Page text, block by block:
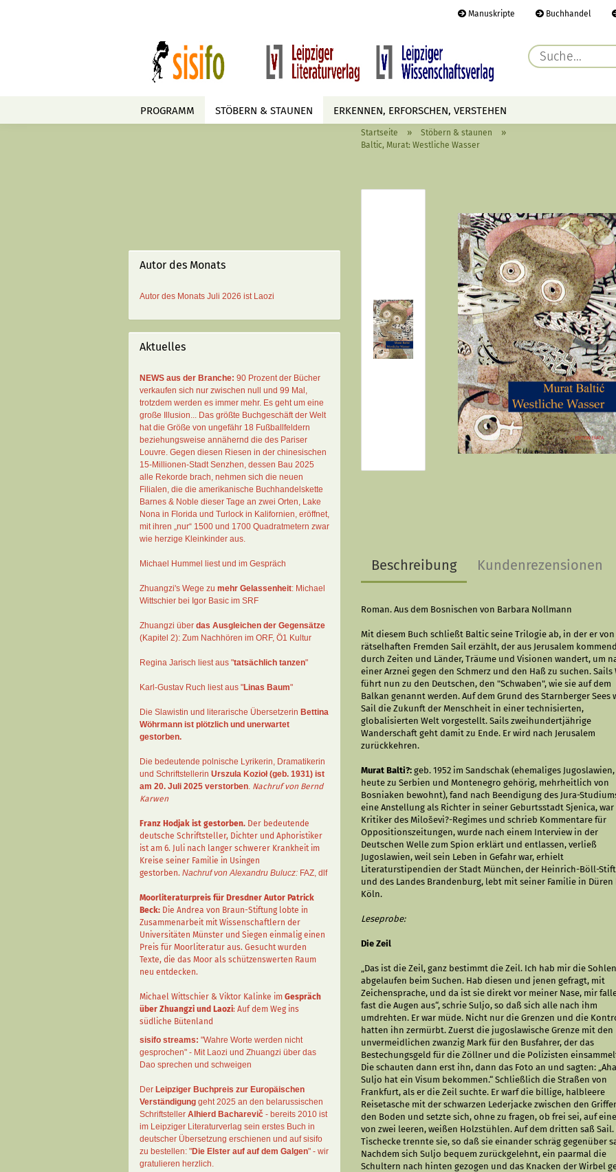
Manuskripte Buchhandel
PROGRAMM STÖBERN & STAUNEN ERKENNEN, ERFORSCHEN, VERSTEHEN
AUTOREN TERMINE
Startseite » Stöbern & staunen »
Baltic, Murat: Westliche Wasser
Beschreibung Kundenrezensionen
Roman. Aus dem Bosnischen von Barbara Nollmann
Mit diesem Buch schließt Baltic seine Trilogie ab, in der er von
rätselhaften Fremden Sail erzählt, der aus Jerusalem kommend
durch Zeiten und Länder, Träume und Visionen wandert, um
einer Arznei gegen den Schmerz und den Haß zu suchen. Sails
führt nun zu den Deutschen, den "Schwaben", wie sie auf dem
Balkan genannt werden. Auf dem Grund des Starnberger Sees
Sail die Zukunft der Menschheit in einer technisierten,
globalisierten Welt vorgestellt. Sails zweihundertjährige
Wanderschaft geht damit zu Ende. Er wird nach Jerusalem
zurückkehren.
Murat Balti?:geb. 1952 im Sandschak (ehemaliges Jugoslawien,
heute zu Serbien und Montenegro gehörig, mehrheitlich von
Bosniaken bewohnt), fand nach Beendigung des Jura-
eine Anstellung als Richter in seiner Geburtsstadt Sjenica, war
Kritiker des Miloševi?-Regimes und schrieb Kommentare für
Oppositionszeitungen, wurde nach einem Interview in der
Deutschen Welle zum Spion erklärt und entlassen, verließ
Jugoslawien, weil sein Leben in Gefahr war, erhielt
Literaturstipendien der Stadt München, der Heinrich-Böll-
und des Landes Brandenburg, lebt mit seiner Familie in Düren
Köln.
Leseprobe:
Die Zeil
„Das ist die Zeil, ganz bestimmt die Zeil. Ich hab mir die Sohlen
abgelaufen beim Suchen. Hab diesen und jenen gefragt, mit
Zeichensprache, und da ist sie direkt vor meiner Nase, mir
fast die Augen aus“, schrie Suljo, so daß sich alle nach ihm
umdrehten. Er war müde. Nicht nur die Grenzen und die
hatten ihn zermürbt. Zuerst die jugoslawische Grenze mit den
unvermeidlichen zwanzig Mark für den Busfahrer, der das
Bestechungsgeld für die Zöllner und die Polizisten
Die schauten dann erst ihn, dann das Foto an und sagten:
Suljo hat ein Visum bekommen.“ Schließlich die Straßen von
Frankfurt, als er die Zeil suchte. Er warf die billige, halbleere
Reisetasche mit der schwarzen Lederjacke zwischen den
den Boden und setzte sich, ohne zu fragen, ob frei sei, auf
von zwei leeren, weißen Holzstühlen. Auf dem dritten saß Sail.
Tischecke trennte sie, so daß sie einander schräg gegenüber
Nachdem sich Suljo bequem zurückgelehnt, ein paarmal die
Schultern nach hinten gezogen und das Knacken der Wirbel
Autor des Monats
Autor des Monats Juli 2026 ist Laozi
Aktuelles
NEWS aus der Branche: 90 Prozent der Bücher
verkaufen sich nur zwischen null und 99 Mal ,
trotzdem werden es immer mehr. Es geht um eine
große Illusion... Das größte Buchgeschäft der Welt
hat die Größe von ungefähr 18 Fußballfeldern
beziehungsweise annähernd die des Pariser
Louvre. Gegen diesen Riesen in der chinesischen
15-Millionen-Stadt Senzhen, dessen Bau 2025
alle Rekorde brach, nehmen sich die neuen
Filialen, die die amerikanische Buchhandelskette
Barnes & Noble dieser Tage an zwei Orten, Lake
Nona in Florida und Turlock in Kalifornien, eröffnet,
mit ihren „nur“ 1500 und 1700 Quadratmetern zwar
wie herzige Kleinkinder aus.
Michael Hummel liest und im Gespräch
Zhuangzi's Wege zu mehr Gelassenheit: Michael
Wittschier bei Igor Basic im SRF
Zhuangzi über das Ausgleichen der Gegensätze
(Kapitel 2): Zum Nachhören im ORF, Ö1 Kultur
Regina Jarisch liest aus "tatsächlich tanzen"
Karl-Gustav Ruch liest aus "Linas Baum"
Die Slawistin und literarische Übersetzerin Bettina
Wöhrmann ist plötzlich und unerwartet
gestorben.
Die bedeutende polnische Lyrikerin, Dramatikerin
und Schriftstellerin Urszula Kozioł (geb. 1931) ist
am 20. Juli 2025 verstorben. Nachruf von Bernd
Karwen
Franz Hodjak ist gestorben. Der bedeutende
deutsche Schriftsteller, Dichter und Aphoristiker
ist am 6. Juli nach langer schwerer Krankheit im
Kreise seiner Familie in Usingen
gestorben. Nachruf von Alexandru Bulucz: FAZ, dlf
Moorliteraturpreis für Dresdner Autor Patrick
Beck: Die Andrea von Braun-Stiftung lobte in
Zusammenarbeit mit Wissenschaftlern der
Universitäten Münster und Siegen einmalig einen
Preis für Moorliteratur aus. Gesucht wurden
Texte, die das Moor als schützenswerten Raum
neu entdecken.
Michael Wittschier & Viktor Kalinke im Gespräch
über Zhuangzi und Laozi: Auf dem Weg ins
südliche Bütenland
sisifo streams: "Wahre Worte werden nicht
gesprochen" - Mit Laozi und Zhuangzi über das
Dao sprechen und schweigen
Der Leipziger Buchpreis zur Europäischen
Verständigung geht 2025 an den belarussischen
Schriftsteller Alhierd Bacharevič - bereits 2010 ist
im Leipziger Literaturverlag sein erstes Buch in
deutscher Übersetzung erschienen und auf sisifo
zu bestellen: "Die Elster auf auf dem Galgen" - wir
gratulieren herzlich.